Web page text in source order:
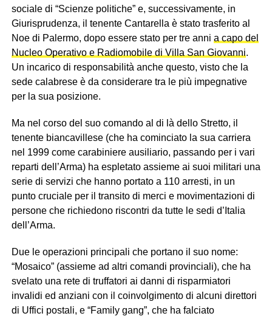
sociale di “Scienze politiche” e, successivamente, in
Giurisprudenza, il tenente Cantarella è stato trasferito al
Noe di Palermo, dopo essere stato per tre anni a capo del
Nucleo Operativo e Radiomobile di Villa San Giovanni.
Un incarico di responsabilità anche questo, visto che la
sede calabrese è da considerare tra le più impegnative
per la sua posizione.
Ma nel corso del suo comando al di là dello Stretto, il
tenente biancavillese (che ha cominciato la sua carriera
nel 1999 come carabiniere ausiliario, passando per i vari
reparti dell’Arma) ha espletato assieme ai suoi militari una
serie di servizi che hanno portato a 110 arresti, in un
punto cruciale per il transito di merci e movimentazioni di
persone che richiedono riscontri da tutte le sedi d’Italia
dell’Arma.
Due le operazioni principali che portano il suo nome:
“Mosaico” (assieme ad altri comandi provinciali), che ha
svelato una rete di truffatori ai danni di risparmiatori
invalidi ed anziani con il coinvolgimento di alcuni direttori
di Uffici postali, e “Family gang”, che ha falciato